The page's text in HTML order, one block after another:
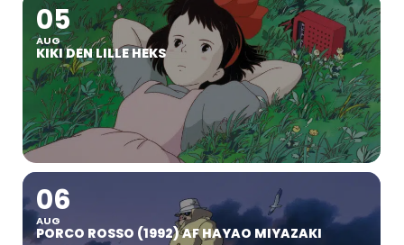
05
AUG
KIKI DEN LILLE HEKS
06
AUG
PORCO ROSSO (1992) AF HAYAO MIYAZAKI